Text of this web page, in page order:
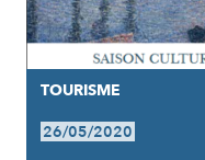
TOURISME
26/05/2020